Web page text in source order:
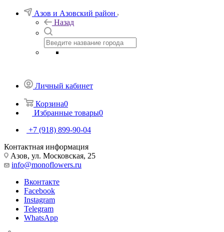
Азов и Азовский район
Назад
Личный кабинет
Корзина0
Избранные товары0
+7 (918) 899-90-04
Контактная информация
Азов, ул. Московская, 25
info@monoflowers.ru
Вконтакте
Facebook
Instagram
Telegram
WhatsApp